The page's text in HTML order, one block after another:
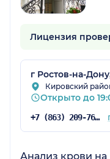
Лицензия
г Ростов-на-
Кировский
Открыто до
+7 (863) 209-76-82
Анализ крови